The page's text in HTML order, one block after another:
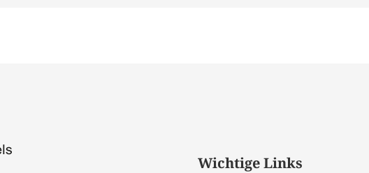
Wichtige Links